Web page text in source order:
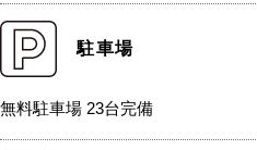
駐車場
無料駐車場 23台完備